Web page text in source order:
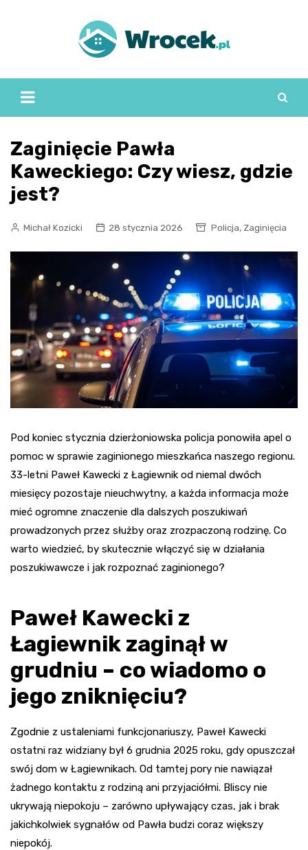
Zaginięcie Pawła
Kaweckiego: Czy wiesz, gdzie
jest?
Michał Kozicki 28 stycznia 2026 Policja, Zaginięcia
Pod koniec stycznia dzierżoniowska policja ponowiła apel o
pomoc w sprawie zaginionego mieszkańca naszego regionu.
33-letni Paweł Kawecki z Łagiewnik od niemal dwóch
miesięcy pozostaje nieuchwytny, a każda informacja może
mieć ogromne znaczenie dla dalszych poszukiwań
prowadzonych przez służby oraz zrozpaczoną rodzinę. Co
warto wiedzieć, by skutecznie włączyć się w działania
poszukiwawcze i jak rozpoznać zaginionego?
Paweł Kawecki z
Łagiewnik zaginął w
grudniu – co wiadomo o
jego zniknięciu?
Zgodnie z ustaleniami funkcjonariuszy, Paweł Kawecki
ostatni raz widziany był 6 grudnia 2025 roku, gdy opuszczał
swój dom w Łagiewnikach. Od tamtej pory nie nawiązał
żadnego kontaktu z rodziną ani przyjaciółmi. Bliscy nie
ukrywają niepokoju – zarówno upływający czas, jak i brak
jakichkolwiek sygnałów od Pawła budzi coraz większy
niepokój.